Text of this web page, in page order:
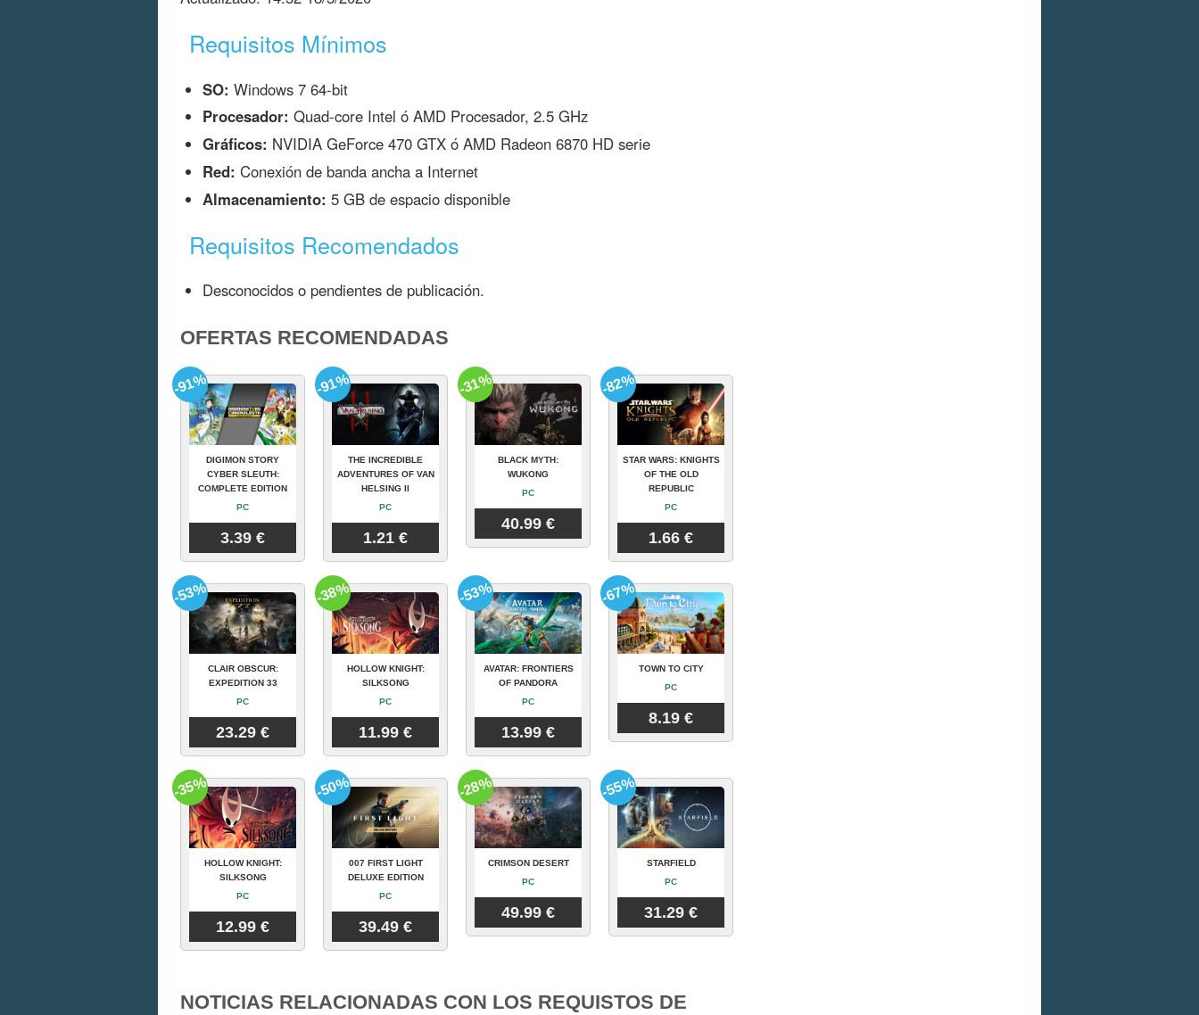
Requisitos Mínimos
SO: Windows 7 64-bit
Procesador: Quad-core Intel ó AMD Procesador, 2.5 GHz
Gráficos: NVIDIA GeForce 470 GTX ó AMD Radeon 6870 HD serie
Red: Conexión de banda ancha a Internet
Almacenamiento: 5 GB de espacio disponible
Requisitos Recomendados
Desconocidos o pendientes de publicación.
OFERTAS RECOMENDADAS
DIGIMON STORY
CYBER SLEUTH:
COMPLETE EDITION
PC
3.39 €
-91%
THE INCREDIBLE
ADVENTURES OF VAN
HELSING II
PC
1.21 €
-91%
BLACK MYTH:
WUKONG
PC
40.99 €
-31%
STAR WARS: KNIGHTS
OF THE OLD
REPUBLIC
PC
1.66 €
-82%
CLAIR OBSCUR:
EXPEDITION 33
PC
23.29 €
-53%
HOLLOW KNIGHT:
SILKSONG
PC
11.99 €
-38%
AVATAR: FRONTIERS
OF PANDORA
PC
13.99 €
-53%
TOWN TO CITY
PC
8.19 €
-67%
HOLLOW KNIGHT:
SILKSONG
PC
12.99 €
-35%
007 FIRST LIGHT
DELUXE EDITION
PC
39.49 €
-50%
CRIMSON DESERT
PC
49.99 €
-28%
STARFIELD
PC
31.29 €
-55%
NOTICIAS RELACIONADAS CON LOS REQUISTOS DE